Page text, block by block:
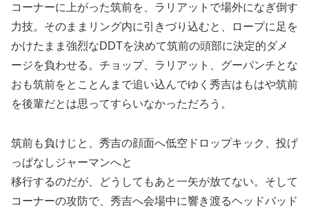
コーナーに上がった筑前を、ラリアットで場外になぎ倒す
力技。そのままリング内に引きづり込むと、ロープに足を
かけたまま強烈なDDTを決めて筑前の頭部に決定的ダメ
ージを負わせる。チョップ、ラリアット、グーパンチとな
おも筑前をとことんまで追い込んでゆく秀吉はもはや筑前
を後輩だとは思ってすらいなかっただろう。
筑前も負けじと、秀吉の顔面へ低空ドロップキック、投げ
っぱなしジャーマンへと
移行するのだが、どうしてもあと一矢が放てない。そして
コーナーの攻防で、秀吉へ会場中に響き渡るヘッドバッド